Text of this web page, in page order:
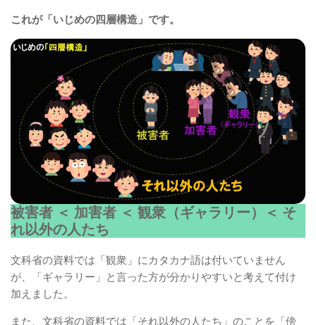
これが「いじめの四層構造」です。
被害者 ＜ 加害者 ＜ 観衆（ギャラリー）＜ そ
れ以外の人たち
文科省の資料では「観衆」にカタカナ語は付いていません
が、「ギャラリー」と言った方が分かりやすいと考えて付け
加えました。
また、文科省の資料では「それ以外の人たち」のことを「傍